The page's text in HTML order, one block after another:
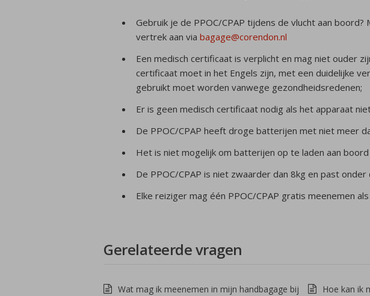
Gebruik je de PPOC/CPAP tijdens de vlucht aan
vertrek aan via bagage@corendon.nl
Een medisch certificaat is verplicht en mag niet ouder
certificaat moet in het Engels zijn, met een duidelijke
gebruikt moet worden vanwege gezondheidsredenen;
Er is geen medisch certificaat nodig als het apparaat
De PPOC/CPAP heeft droge batterijen met niet meer
Het is niet mogelijk om batterijen op te laden aan
De PPOC/CPAP is niet zwaarder dan 8kg en past
Elke reiziger mag één PPOC/CPAP gratis meenemen
Gerelateerde vragen
Wat mag ik meenemen in mijn handbagage bij
Hoe kan ik